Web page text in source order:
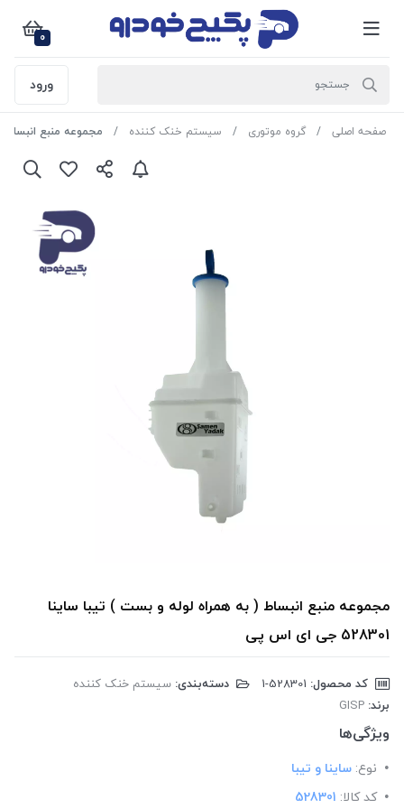
0
ورود
صفحه اصلی گروه موتوری سیستم خنک کننده مجموعه منبع انبساط ( به
مجموعه منبع انبساط ( به همراه لوله و بست ) تیبا ساینا
528301 جی ای اس پی
کد محصول: دسته‌بندی: سیستم خنک کننده
برند: GISP
ویژگی‌ها
نوع: ساینا و تیبا
کد کالا: 528301